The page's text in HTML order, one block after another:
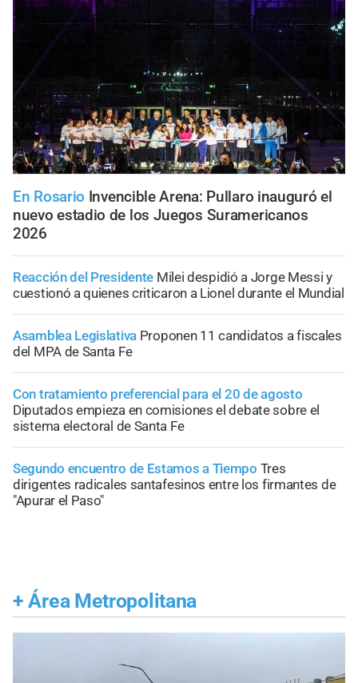
En Rosario Invencible Arena: Pullaro inauguró el
nuevo estadio de los Juegos Suramericanos
2026
Reacción del Presidente Milei despidió a Jorge Messi y
cuestionó a quienes criticaron a Lionel durante el Mundial
Asamblea Legislativa Proponen 11 candidatos a fiscales
del MPA de Santa Fe
Con tratamiento preferencial para el 20 de agosto
Diputados empieza en comisiones el debate sobre el
sistema electoral de Santa Fe
Segundo encuentro de Estamos a Tiempo Tres
dirigentes radicales santafesinos entre los firmantes de
"Apurar el Paso"
+ Área Metropolitana